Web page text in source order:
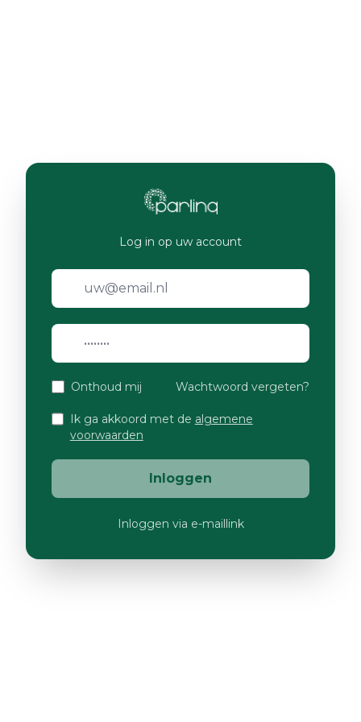
Log in op uw account
Onthoud mij Wachtwoord vergeten?
Ik ga akkoord met de algemene
voorwaarden
Inloggen
Inloggen via e-maillink